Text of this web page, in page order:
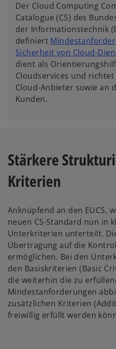
Der Cloud Computing
Catalogue (C5) des
der Informationstechnik
definiert
Sicherheit von Cloud-
dient als
Cloudservices und
Cloud-Anbieter sowie an
Kunden.
Stärkere
Kriterien
Anknüpfend an den EUCS,
neuen C5-Standard nun in
Unterkriterien unterteilt.
Übertragung auf die
ermöglichen. Bei den
den Basiskriterien (Basic
die weiterhin die zu
Mindestanforderungen
zusätzlichen Kriterien
freiwillig erfüllt werden